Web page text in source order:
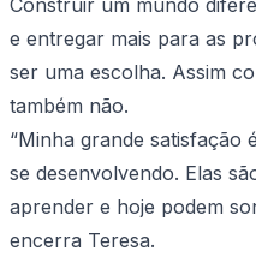
Construir um mundo
e entregar mais para as
ser uma escolha. Assim
também não.
“Minha grande satisfação
se desenvolvendo. Elas
aprender e hoje podem
encerra Teresa.